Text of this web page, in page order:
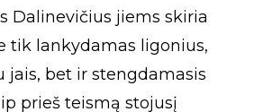
Dalinevičius jiems skiria
tik lankydamas ligonius,
jais, bet ir stengdamasis
prieš teismą stojusį